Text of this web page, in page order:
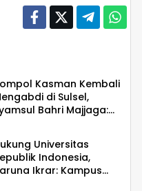
Kasman Kembali
di Sulsel,
Bahri Majjaga:
Daerah
Universitas
Indonesia,
Ikrar: Kampus
Daerah